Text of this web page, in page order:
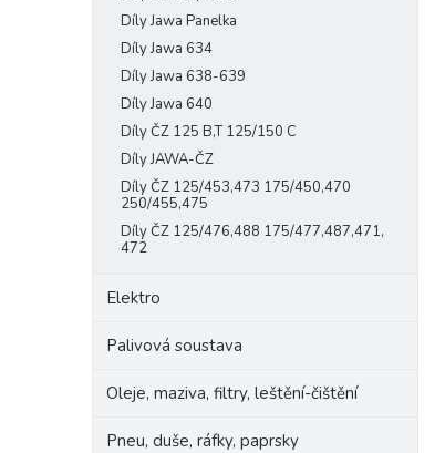
Díly Jawa Panelka
Díly Jawa 634
Díly Jawa 638-639
Díly Jawa 640
Díly ČZ 125 B,T 125/150 C
Díly JAWA-ČZ
Díly ČZ 125/453,473 175/450,470
250/455,475
Díly ČZ 125/476,488 175/477,487,471,
472
Elektro
Palivová soustava
Oleje, maziva, filtry, leštění-čištění
Pneu, duše, ráfky, paprsky